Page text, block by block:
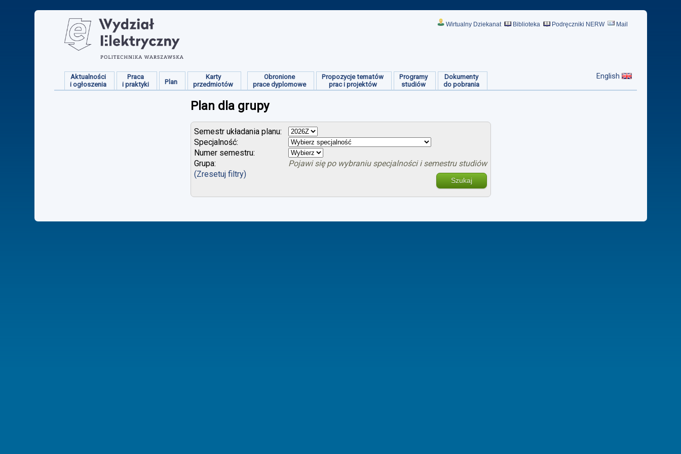
Wirtualny Dziekanat Biblioteka Podręczniki NERW Mail
Aktualności
i ogłoszenia
Praca
i praktyki
Plan
Karty
przedmiotów
Obronione
prace dyplomowe
Propozycje tematów
prac i projektów
Programy
studiów
Dokumenty
do pobrania
English
Plan dla grupy
Semestr układania planu:
Specjalność:
Numer semestru:
Grupa:
Pojawi się po wybraniu specjalności i semestru studiów
(Zresetuj filtry)